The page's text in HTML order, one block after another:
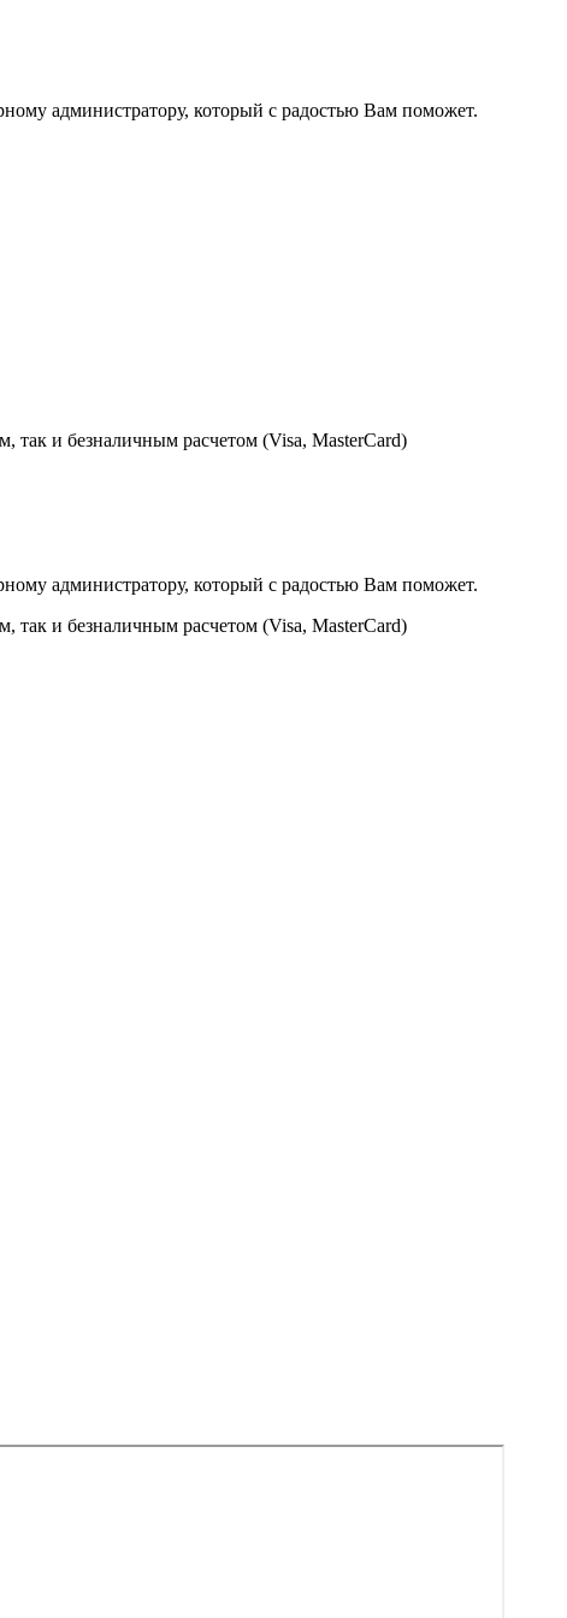
администратору, который с радостью Вам поможет.
так и безналичным расчетом (Visa, MasterCard)
администратору, который с радостью Вам поможет.
так и безналичным расчетом (Visa, MasterCard)